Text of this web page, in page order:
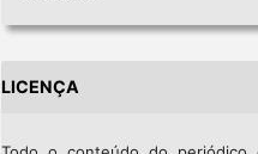
LICENÇA